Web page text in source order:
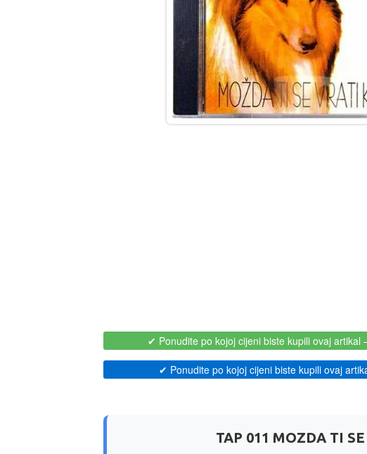
✔ Ponudite po kojoj cijeni biste kupili ovaj artikal
✔ Ponudite po kojoj cijeni biste kupili ovaj
TAP 011 MOZDA TI